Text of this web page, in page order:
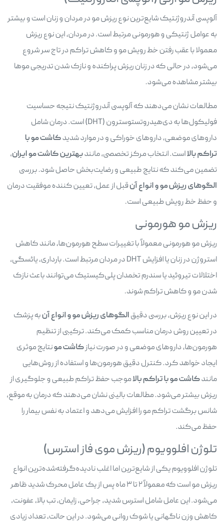
آلوپسی آندروژنتیک شایع‌ترین نوع ریزش مو در مردان و زنان است و بیشتر
به عوامل ژنتیکی و هورمونی مرتبط است. در مردان، این نوع ریزش
معمولا با عقب رفتن خط رویش مو و کاهش تراکم در تاج سر شروع
می‌شود، در حالی که در زنان ریزش پراکنده و نازک شدن تدریجی موها
بیشتر مشاهده می‌شود.
مطالعات نشان می‌دهند که آلوپسی آندروژنتیک نتیجه حساسیت
فولیکول‌ها به دی‌هیدروتستوسترون (DHT) است. درمان شامل
داروهای موضعی، داروهای خوراکی و در موارد شدیدکاشت مو با
تراکم بالااست. انتخاب مرکز تخصصی، مانندبهترین کاشت مو ایران،
تضمین می‌کند که نتایج طبیعی و رضایت‌بخش حاصل شود. بررسی
الگوهای ریزش مو و انواع آنقبل از عمل، تعیین کننده موفقیت درمان
و حفظ خط رویش طبیعی است.
ریزش مو هورمونی
ریزش مو هورمونی معمولاً با تغییرات سطح هورمون‌ها، مانند کاهش
استروژن در زنان یا افزایش DHT در مردان مرتبط است. بارداری، یائسگی،
اختلالات تیروئید یا سندرم تخمدان پلی‌کیستیک می‌توانند باعث نازک
شدن مو و کاهش تراکم شوند.
در این نوع ریزش، بررسی دقیقالگوهای ریزش مو و انواع آنبه پزشک
در تعیین روش درمان مناسب کمک می‌کند. ترکیبی از تنظیم
هورمون‌ها، داروهای موضعی و در صورت نیازکاشت مونتایج موثری
ایجاد خواهد کرد. کنترل دقیق هورمون‌ها و استفاده از روش‌هایی
مانندکاشت مو با تراکم بالاموجب حفظ تراکم طبیعی و جلوگیری از
ریزش بیشتر می‌شود. مطالعات بالینی نشان می‌دهند که درمان به موقع،
شانس برگشت تراکم مو را افزایش می‌دهد و اعتماد به نفس بیمار را
حفظ می‌کند.
تلوژن افلوویوم (ریزش موی فاز استرس)
تلوژن افلوویوم یکی از شایع‌ترین اما اغلب نادیده‌گرفته‌شده‌ترین انواع
ریزش مو است که معمولاً ۲ تا ۳ ماه پس از یک عامل محرک شدید ظاهر
می‌شود. این عامل شامل استرس شدید، جراحی، زایمان، تب بالا، عفونت،
کاهش وزن ناگهانی یا شوک روانی می‌شود. در این حالت، تعداد زیادی